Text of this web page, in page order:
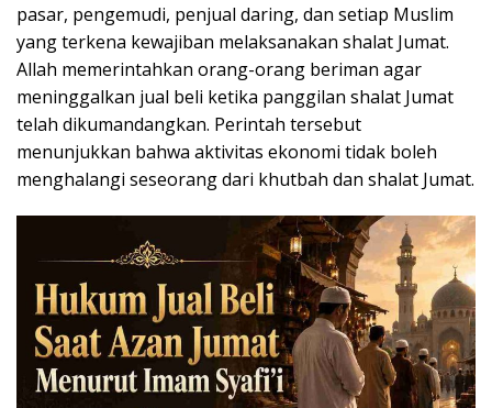
pasar, pengemudi, penjual daring, dan setiap Muslim
yang terkena kewajiban melaksanakan shalat Jumat.
Allah memerintahkan orang-orang beriman agar
meninggalkan jual beli ketika panggilan shalat Jumat
telah dikumandangkan. Perintah tersebut
menunjukkan bahwa aktivitas ekonomi tidak boleh
menghalangi seseorang dari khutbah dan shalat Jumat.